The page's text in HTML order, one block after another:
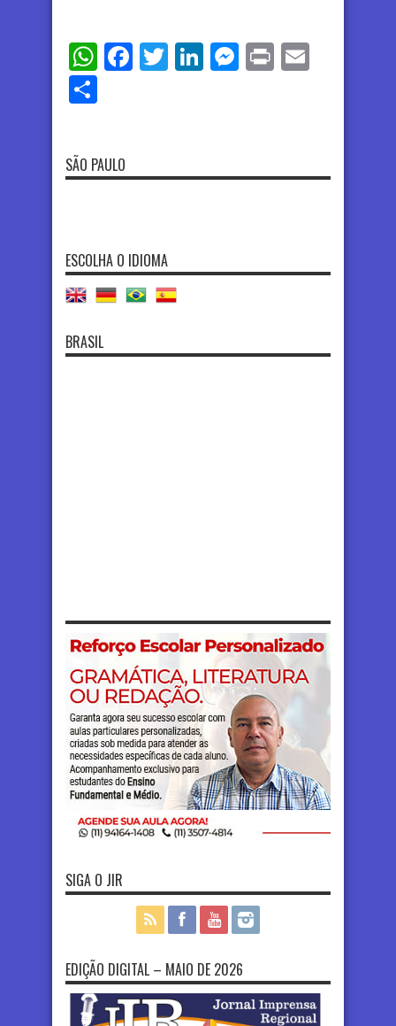
WhatsApp
Facebook
TwitterLinkedIn
Messenger
Print
SÃO PAULO
ESCOLHA O IDIOMA
BRASIL
SIGA O JIR
EDIÇÃO DIGITAL – MAIO DE 2026